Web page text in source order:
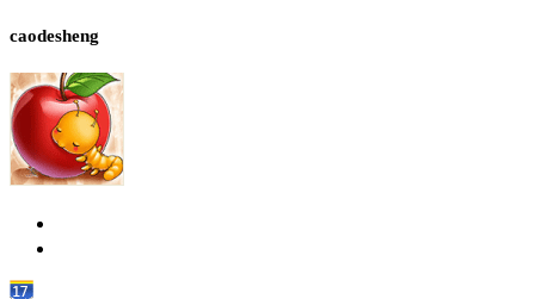
caodesheng